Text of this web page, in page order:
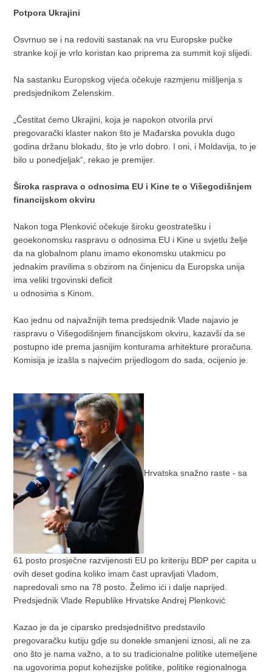
Potpora Ukrajini
Osvrnuo se i na redoviti sastanak na vru Europske pučke
stranke koji je vrlo koristan kao priprema za summit koji slijedi.
Na sastanku Europskog vijeća očekuje razmjenu mišljenja s
predsjednikom Zelenskim.
„Čestitat ćemo Ukrajini, koja je napokon otvorila prvi
pregovarački klaster nakon što je Mađarska povukla dugo
godina držanu blokadu, što je vrlo dobro. I oni, i Moldavija, to je
bilo u ponedjeljak“, rekao je premijer.
Široka rasprava o odnosima EU i Kine te o Višegodišnjem
financijskom okviru
Nakon toga Plenković očekuje široku geostratešku i
geoekonomsku raspravu o odnosima EU i Kine u svjetlu želje
da na globalnom planu imamo ekonomsku utakmicu po
jednakim pravilima s obzirom na činjenicu da Europska unija
ima veliki trgovinski deficit
u odnosima s Kinom.
Kao jednu od najvažnijih tema predsjednik Vlade najavio je
raspravu o Višegodišnjem financijskom okviru, kazavši da se
postupno ide prema jasnijim konturama arhitekture proračuna.
Komisija je izašla s najvećim prijedlogom do sada, ocijenio je.
Hrvatska snažno raste - sa
61 posto prosječne razvijenosti EU po kriteriju BDP per capita u
ovih deset godina koliko imam čast upravljati Vladom,
napredovali smo na 78 posto. Želimo ići i dalje naprijed.
Predsjednik Vlade Republike Hrvatske Andrej Plenković
Kazao je da je ciparsko predsjedništvo predstavilo
pregovaračku kutiju gdje su donekle smanjeni iznosi, ali ne za
ono što je nama važno, a to su tradicionalne politike utemeljene
na ugovorima poput kohezijske politike, politike regionalnoga